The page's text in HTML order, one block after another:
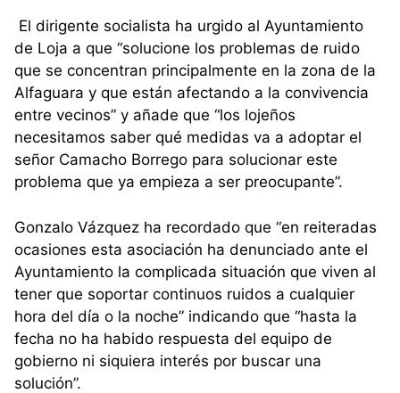
El dirigente socialista ha urgido al Ayuntamiento
de Loja a que “solucione los problemas de ruido
que se concentran principalmente en la zona de la
Alfaguara y que están afectando a la convivencia
entre vecinos” y añade que “los lojeños
necesitamos saber qué medidas va a adoptar el
señor Camacho Borrego para solucionar este
problema que ya empieza a ser preocupante”.
Gonzalo Vázquez ha recordado que “en reiteradas
ocasiones esta asociación ha denunciado ante el
Ayuntamiento la complicada situación que viven al
tener que soportar continuos ruidos a cualquier
hora del día o la noche” indicando que “hasta la
fecha no ha habido respuesta del equipo de
gobierno ni siquiera interés por buscar una
solución”.